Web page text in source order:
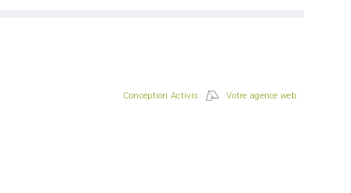
Conception Activis Votre agence web